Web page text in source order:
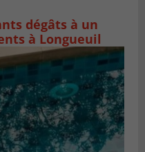
dégâts à un
à Longueuil